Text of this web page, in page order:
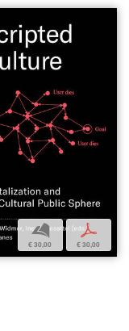
b
€ 30,00
p
€ 30,00